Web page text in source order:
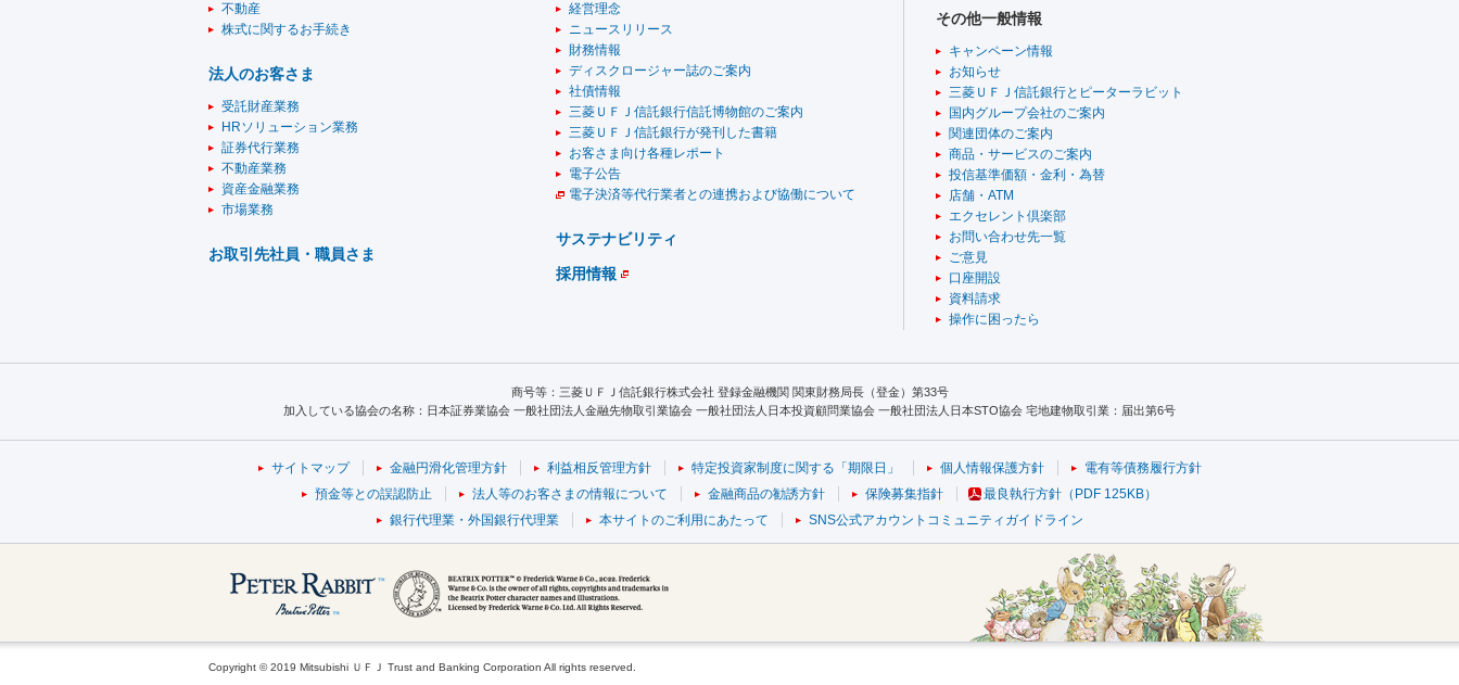
不動産
株式に関するお手続き
法人のお客さま
受託財産業務
HRソリューション業務
証券代行業務
不動産業務
資産金融業務
市場業務
お取引先社員・職員さま
経営理念
ニュースリリース
財務情報
ディスクロージャー誌のご案内
社債情報
三菱ＵＦＪ信託銀行信託博物館のご案内
三菱ＵＦＪ信託銀行が発刊した書籍
お客さま向け各種レポート
電子公告
電子決済等代行業者との連携および協働について
サステナビリティ
採用情報
その他一般情報
キャンペーン情報
お知らせ
三菱ＵＦＪ信託銀行とピーターラビット
国内グループ会社のご案内
関連団体のご案内
商品・サービスのご案内
投信基準価額・金利・為替
店舗・ATM
エクセレント倶楽部
お問い合わせ先一覧
ご意見
口座開設
資料請求
操作に困ったら
商号等：三菱ＵＦＪ信託銀行株式会社 登録金融機関 関東財務局長（登金）第33号
加入している協会の名称：日本証券業協会 一般社団法人金融先物取引業協会 一般社団法人日本投資顧問業協会 一般社団法人日本STO協会 宅地建物取引業：届出第6号
サイトマップ 金融円滑化管理方針 利益相反管理方針 特定投資家制度に関する「期限日」 個人情報保護方針
電有等債務履行方針
預金等との誤認防止
法人等のお客さまの情報について 金融商品の勧誘方針 保険募集指針
最良執行方針（PDF 125KB）
銀行代理業・外国銀行代理業
本サイトのご利用にあたって SNS公式アカウントコミュニティガイドライン
Copyright © 2019 Mitsubishi ＵＦＪ Trust and Banking Corporation All rights reserved.